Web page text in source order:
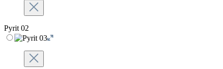
Pyrit 02